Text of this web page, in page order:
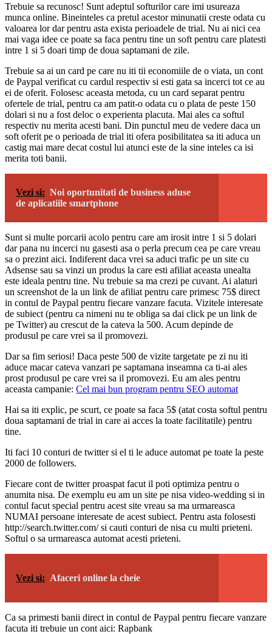
Trebuie sa recunosc! Sunt adeptul softurilor care imi usureaza
munca online. Bineinteles ca pretul acestor minunatii creste odata cu
valoarea lor dar pentru asta exista perioadele de trial. Nu ai nici cea
mai vaga idee ce poate sa faca pentru tine un soft pentru care platesti
intre 1 si 5 doari timp de doua saptamani de zile.
Trebuie sa ai un card pe care nu iti tii economiile de o viata, un cont
de Paypal verificat cu cardul respectiv si esti gata sa incerci tot ce au
ei de oferit. Folosesc aceasta metoda, cu un card separat pentru
ofertele de trial, pentru ca am patit-o odata cu o plata de peste 150
dolari si nu a fost deloc o experienta placuta. Mai ales ca softul
respectiv nu merita acesti bani. Din punctul meu de vedere daca un
soft oferit pe o perioada de trial iti ofera posibilitatea sa iti aduca un
castig mai mare decat costul lui atunci este de la sine inteles ca isi
merita toti banii.
Vezi si: Noi oportunitati de business aduse
de aplicatiile smartphone
Sunt si multe porcarii acolo pentru care am irosit intre 1 si 5 dolari
dar pana nu incerci nu gasesti asa o perla precum cea pe care vreau
sa o prezint aici. Indiferent daca vrei sa aduci trafic pe un site cu
Adsense sau sa vinzi un produs la care esti afiliat aceasta unealta
este ideala pentru tine. Nu trebuie sa ma crezi pe cuvant. Ai alaturi
un screenshot de la un link de afiliat pentru care primesc 75$ direct
in contul de Paypal pentru fiecare vanzare facuta. Vizitele interesate
de subiect (pentru ca nimeni nu te obliga sa dai click pe un link de
pe Twitter) au crescut de la cateva la 500. Acum depinde de
produsul pe care vrei sa il promovezi.
Dar sa fim seriosi! Daca peste 500 de vizite targetate pe zi nu iti
aduce macar cateva vanzari pe saptamana inseamna ca ti-ai ales
prost produsul pe care vrei sa il promovezi. Eu am ales pentru
aceasta campanie: Cel mai bun program pentru SEO automat
Hai sa iti explic, pe scurt, ce poate sa faca 5$ (atat costa softul pentru
doua saptamani de trial in care ai acces la toate facilitatile) pentru
tine.
Iti faci 10 conturi de twitter si el ti le aduce automat pe toate la peste
2000 de followers.
Fiecare cont de twitter proaspat facut il poti optimiza pentru o
anumita nisa. De exemplu eu am un site pe nisa video-wedding si in
contul facut special pentru acest site vreau sa ma urmareasca
NUMAI persoane interesate de acest subiect. Pentru asta folosesti
http://search.twitter.com/ si cauti conturi de nisa cu multi prieteni.
Softul o sa urmareasca automat acesti prieteni.
Vezi si: Afaceri online la cheie
Ca sa primesti banii direct in contul de Paypal pentru fiecare vanzare
facuta iti trebuie un cont aici: Rapbank